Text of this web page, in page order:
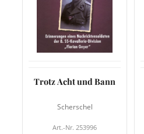
Trotz Acht und Bann
Scherschel
Art.-Nr. 253996